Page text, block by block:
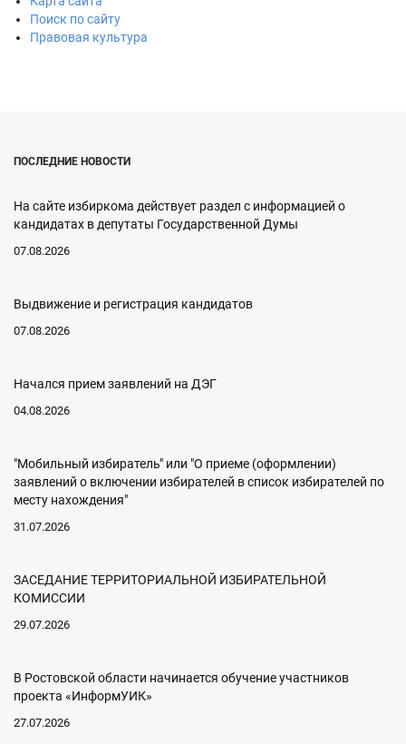
Поиск по сайту
Правовая культура
ПОСЛЕДНИЕ НОВОСТИ
На сайте избиркома действует раздел с информацией о
кандидатах в депутаты Государственной Думы
07.08.2026
Выдвижение и регистрация кандидатов
07.08.2026
Начался прием заявлений на ДЭГ
04.08.2026
"Мобильный избиратель" или "О приеме (оформлении)
заявлений о включении избирателей в список избирателей по
месту нахождения"
31.07.2026
ЗАСЕДАНИЕ ТЕРРИТОРИАЛЬНОЙ ИЗБИРАТЕЛЬНОЙ
КОМИССИИ
29.07.2026
В Ростовской области начинается обучение участников
проекта «ИнформУИК»
27.07.2026